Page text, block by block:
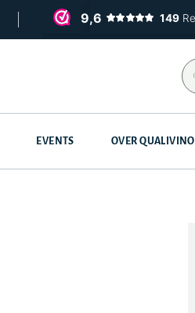
EVENTS OVER QUALIVINO